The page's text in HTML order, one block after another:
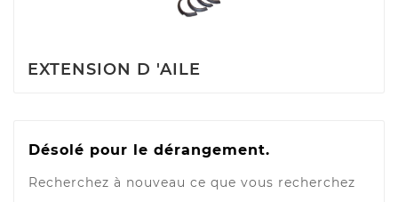
EXTENSION D 'AILE
Désolé pour le dérangement.
Recherchez à nouveau ce que vous recherchez